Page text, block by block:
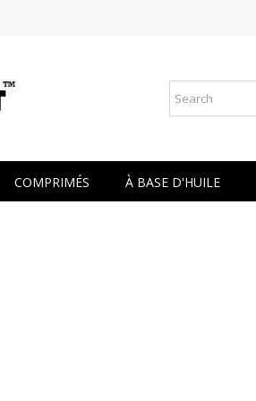
COMPRIMÉS À BASE D'HUILE